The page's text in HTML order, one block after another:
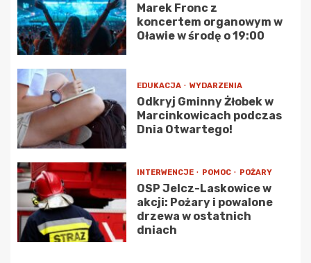
Marek Fronc z
koncertem organowym w
Oławie w środę o 19:00
EDUKACJA WYDARZENIA
Odkryj Gminny Żłobek w
Marcinkowicach podczas
Dnia Otwartego!
INTERWENCJE POMOC POŻARY
OSP Jelcz-Laskowice w
akcji: Pożary i powalone
drzewa w ostatnich
dniach